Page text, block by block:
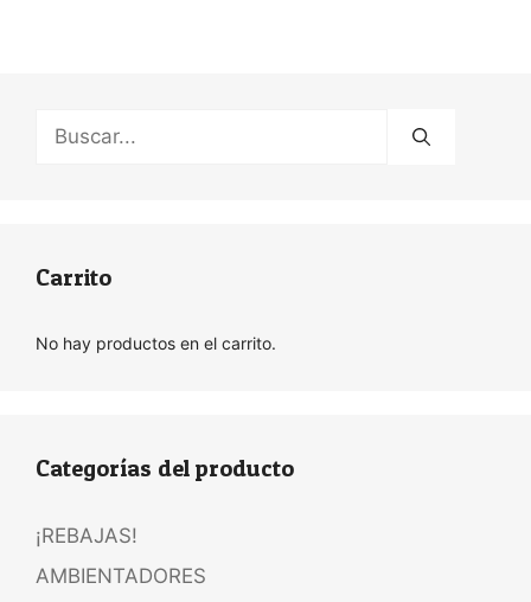
Buscar:
Carrito
No hay productos en el carrito.
Categorías del producto
¡REBAJAS!
AMBIENTADORES